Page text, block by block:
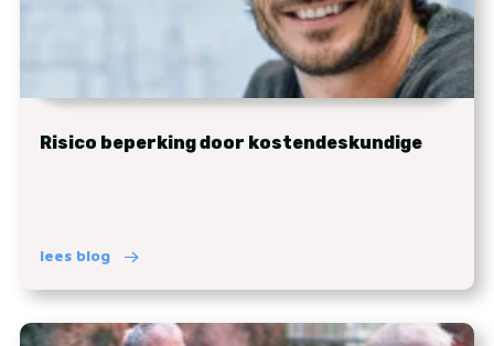
Risico beperking door kostendeskundige
lees blog